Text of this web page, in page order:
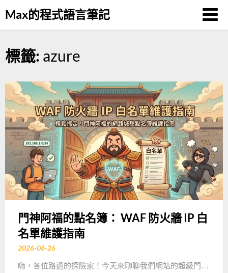
toMax的程式語言筆記
標籤: azure
門神阿福的點名簿： WAF 防火牆 IP 白
名單維護指南
2026-06-26
嗨，各位路過的探險家！今天來聊聊我們網站的超級門…